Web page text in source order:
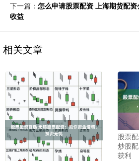
下一篇： 怎么申请股票配资 上海期货配
收益
相关文章
股票
炒股
获利